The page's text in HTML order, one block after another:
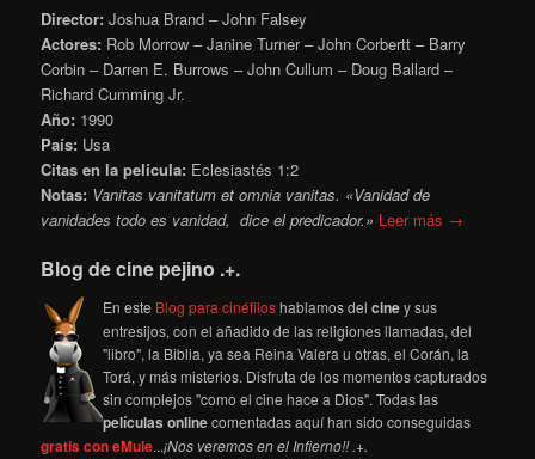
Director: Joshua Brand – John Falsey
Actores: Rob Morrow – Janine Turner – John Corbertt – Barry
Corbin – Darren E. Burrows – John Cullum – Doug Ballard –
Richard Cumming Jr.
Año: 1990
País: Usa
Citas en la película: Eclesiastés 1:2
Notas: Vanitas vanitatum et omnia vanitas. «Vanidad de
vanidades todo es vanidad, dice el predicador.» Leer más →
Blog de cine pejino .+.
En este Blog para cinéfiloshablamos delciney sus
entresijos, con el añadido de las religiones llamadas, del
"libro", la Biblia, ya sea Reina Valera u otras, el Corán, la
Torá, y más misterios. Disfruta de los momentos capturados
sin complejos "como el cine hace a Dios". Todas las
películas onlinecomentadas aquí han sido conseguidas
gratis con eMule...¡Nos veremos en el Infierno!! .+.